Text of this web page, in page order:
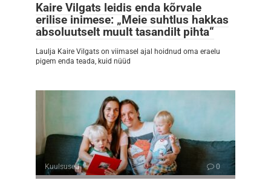
Kaire Vilgats leidis enda kõrvale
erilise inimese: „Meie suhtlus hakkas
absoluutselt muult tasandilt pihta“
Laulja Kaire Vilgats on viimasel ajal hoidnud oma eraelu
pigem enda teada, kuid nüüd
Kuulsused 0